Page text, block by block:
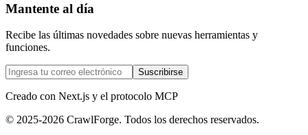
Mantente al día
Recibe las últimas novedades sobre nuevas herramientas y
funciones.
Suscribirse
Creado con Next.js y el protocolo MCP
© 2025-2026 CrawlForge. Todos los derechos reservados.